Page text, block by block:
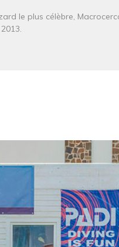
le plus célèbre,